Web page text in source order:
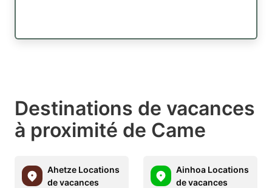
Destinations de vacances
à proximité de Came
Ahetze Locations
de vacances
Ainhoa Locations
de vacances